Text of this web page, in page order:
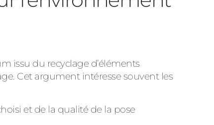
issu du recyclage d’éléments
Cet argument intéresse souvent les
et de la qualité de la pose